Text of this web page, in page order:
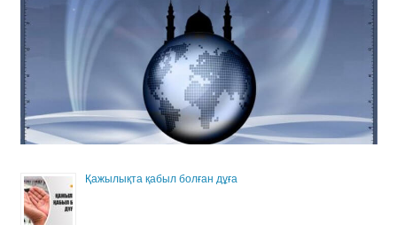
Қажылықта қабыл болған дұға